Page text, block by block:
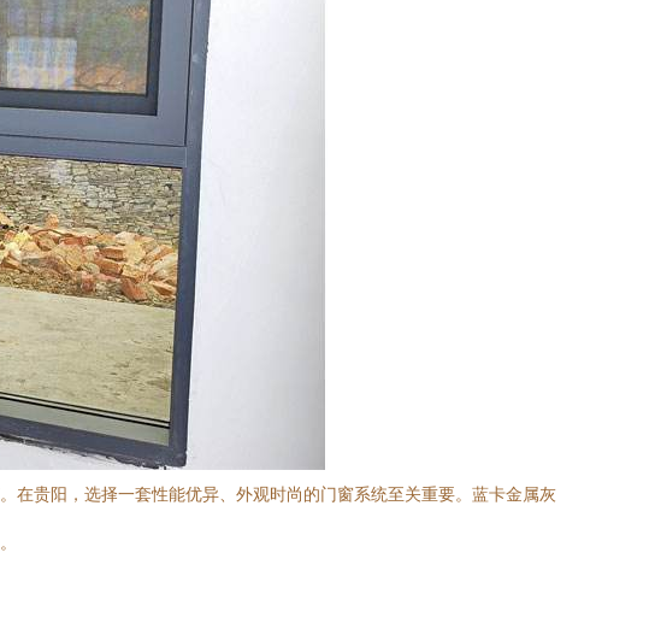
在贵阳，选择一套性能优异、外观时尚的门窗系统至关重要。蓝卡金属灰